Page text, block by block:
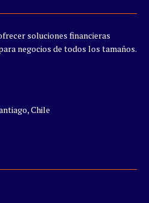
soluciones financieras
negocios de todos los tamaños.
Chile